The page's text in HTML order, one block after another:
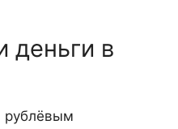
деньги в
рублёвым